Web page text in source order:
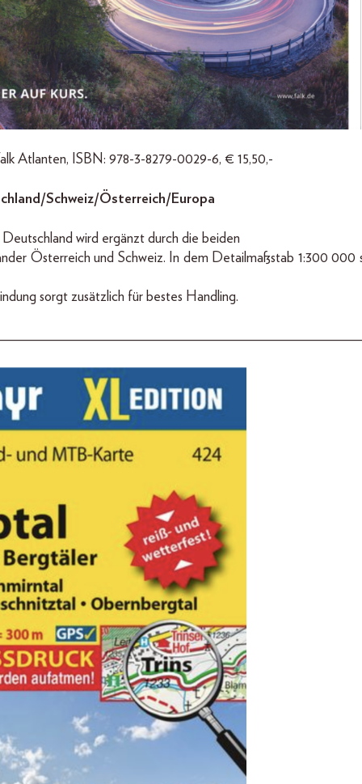
Atlanten, ISBN: 978-3-8279-0029-6, € 15,50,-
Schweiz/Österreich/Europa
wird ergänzt durch die beiden
Österreich und Schweiz. In dem Detailmaßstab 1:300 000
sorgt zusätzlich für bestes Handling.